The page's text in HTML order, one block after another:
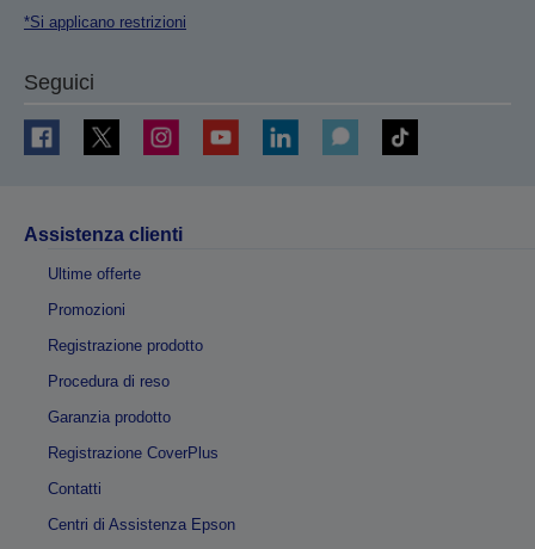
*Si applicano restrizioni
Seguici
Assistenza clienti
Ultime offerte
Promozioni
Registrazione prodotto
Procedura di reso
Garanzia prodotto
Registrazione CoverPlus
Contatti
Centri di Assistenza Epson